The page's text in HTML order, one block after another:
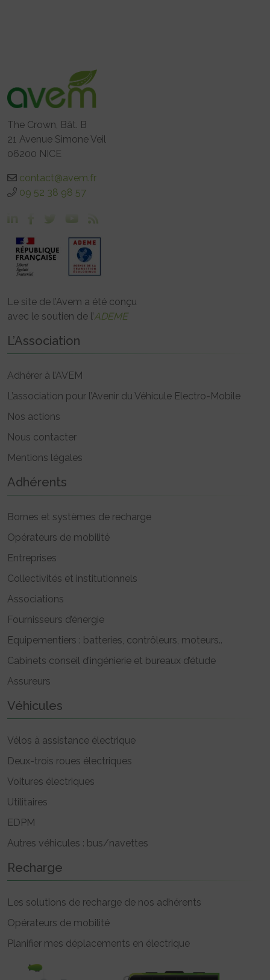
The Crown, Bât. B
21 Avenue Simone Veil
06200 NICE
contact@avem.fr
09 52 38 98 57
Le site de l’Avem a été conçu
avec le soutien de l’ADEME
L’Association
Adhérer à l’AVEM
L’association pour l’Avenir du Véhicule Electro-Mobile
Nos actions
Nous contacter
Mentions légales
Adhérents
Bornes et systèmes de recharge
Opérateurs de mobilité
Entreprises
Collectivités et institutionnels
Associations
Fournisseurs d’énergie
Equipementiers : batteries, contrôleurs, moteurs..
Cabinets conseil d’ingénierie et bureaux d’étude
Assureurs
Véhicules
Vélos à assistance électrique
Deux-trois roues électriques
Voitures électriques
Utilitaires
EDPM
Autres véhicules : bus/navettes
Recharge
Les solutions de recharge de nos adhérents
Opérateurs de mobilité
Planifier mes déplacements en électrique